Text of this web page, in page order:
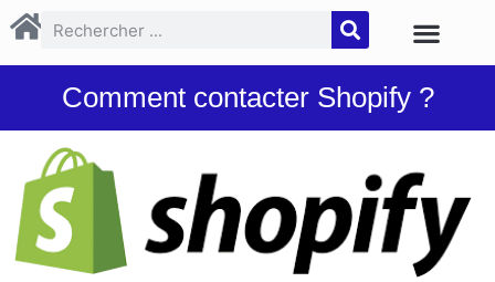
Comment contacter Shopify ?